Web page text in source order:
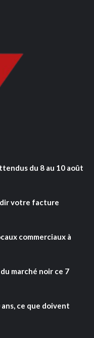
du 8 au 10 août
votre facture
commerciaux à
marché noir ce 7
ce que doivent